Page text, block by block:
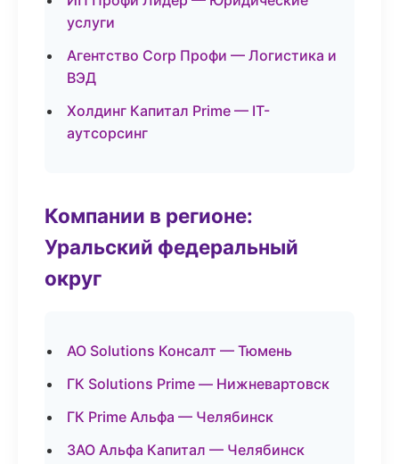
услуги
Агентство Corp Профи — Логистика и
ВЭД
Холдинг Капитал Prime — IT-
аутсорсинг
Компании в регионе:
Уральский федеральный
округ
АО Solutions Консалт — Тюмень
ГК Solutions Prime — Нижневартовск
ГК Prime Альфа — Челябинск
ЗАО Альфа Капитал — Челябинск